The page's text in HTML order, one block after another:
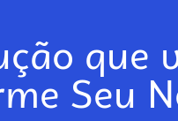
que
Seu